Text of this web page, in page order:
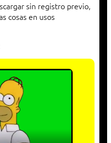
sin registro previo,
cosas en usos